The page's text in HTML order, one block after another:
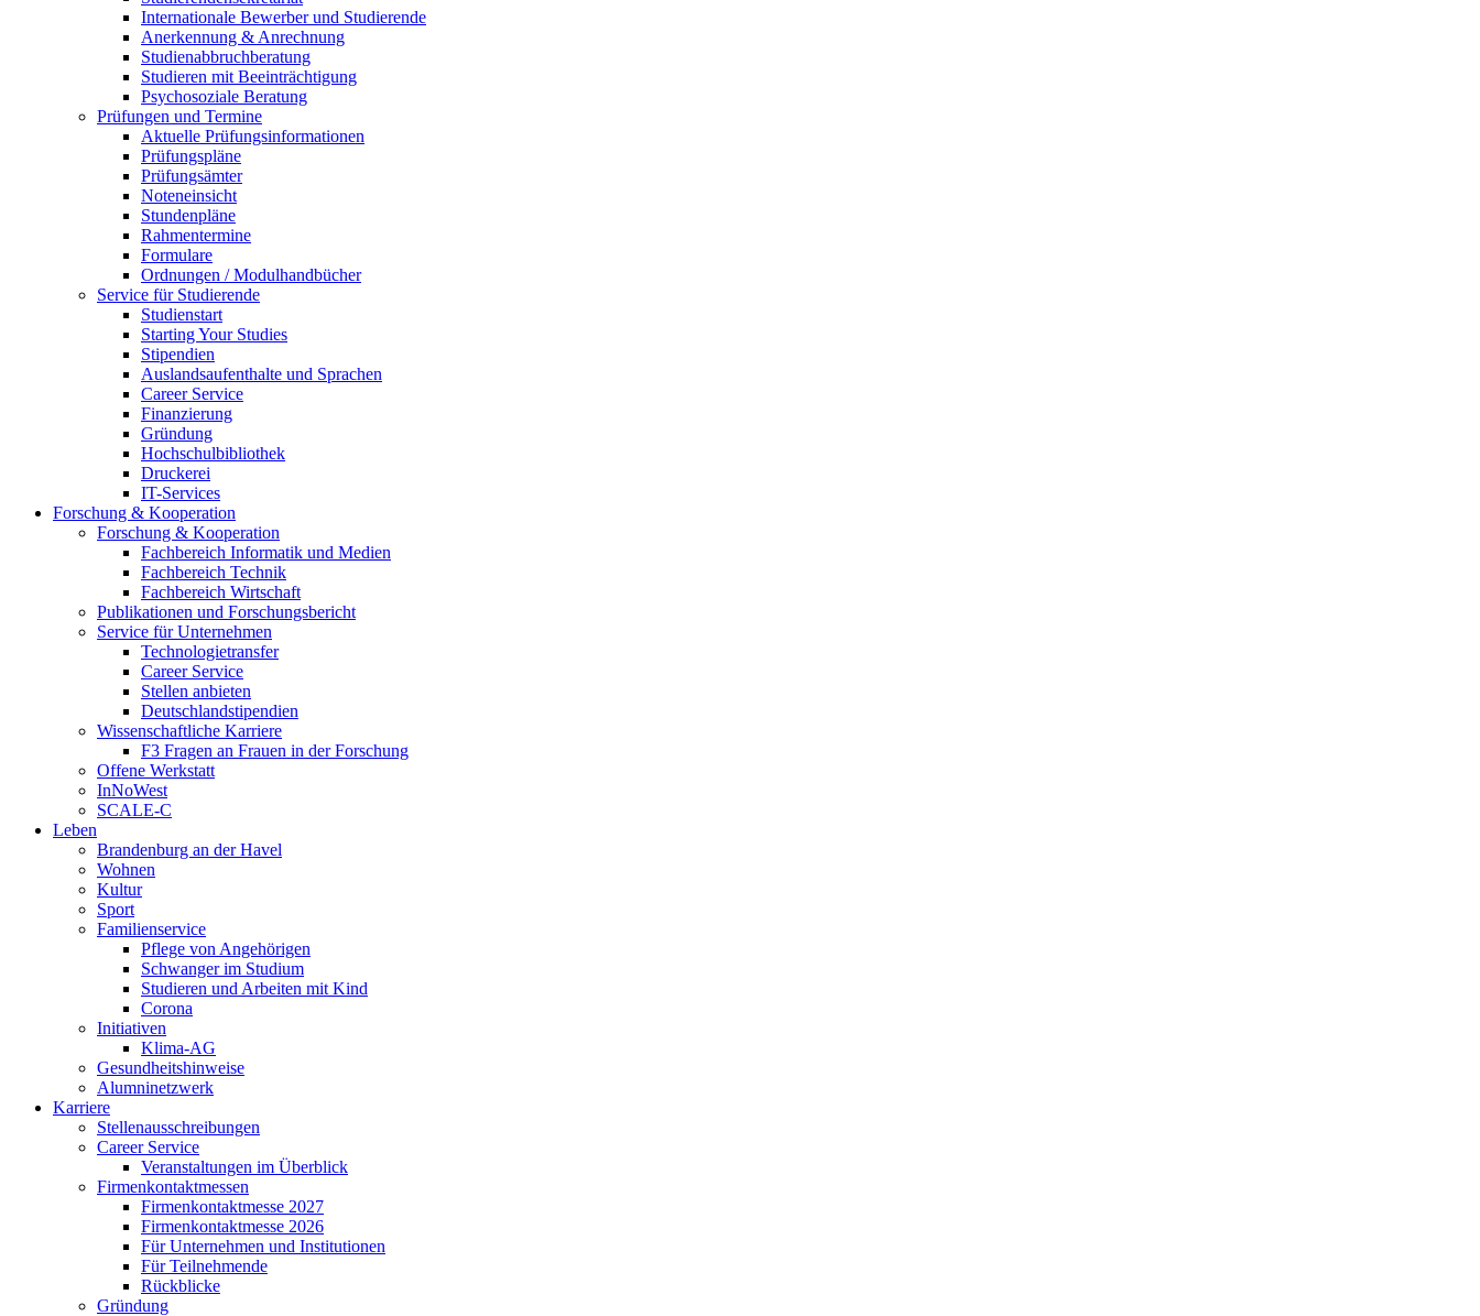
Internationale Bewerber und Studierende
Anerkennung & Anrechnung
Studienabbruchberatung
Studieren mit Beeinträchtigung
Psychosoziale Beratung
Prüfungen und Termine
Aktuelle Prüfungsinformationen
Prüfungspläne
Prüfungsämter
Noteneinsicht
Stundenpläne
Rahmentermine
Formulare
Ordnungen / Modulhandbücher
Service für Studierende
Studienstart
Starting Your Studies
Stipendien
Auslandsaufenthalte und Sprachen
Career Service
Finanzierung
Gründung
Hochschulbibliothek
Druckerei
IT-Services
Forschung & Kooperation
Forschung & Kooperation
Fachbereich Informatik und Medien
Fachbereich Technik
Fachbereich Wirtschaft
Publikationen und Forschungsbericht
Service für Unternehmen
Technologietransfer
Career Service
Stellen anbieten
Deutschlandstipendien
Wissenschaftliche Karriere
F3 Fragen an Frauen in der Forschung
Offene Werkstatt
InNoWest
SCALE-C
Leben
Brandenburg an der Havel
Wohnen
Kultur
Sport
Familienservice
Pflege von Angehörigen
Schwanger im Studium
Studieren und Arbeiten mit Kind
Corona
Initiativen
Klima-AG
Gesundheitshinweise
Alumninetzwerk
Karriere
Stellenausschreibungen
Career Service
Veranstaltungen im Überblick
Firmenkontaktmessen
Firmenkontaktmesse 2027
Firmenkontaktmesse 2026
Für Unternehmen und Institutionen
Für Teilnehmende
Rückblicke
Gründung